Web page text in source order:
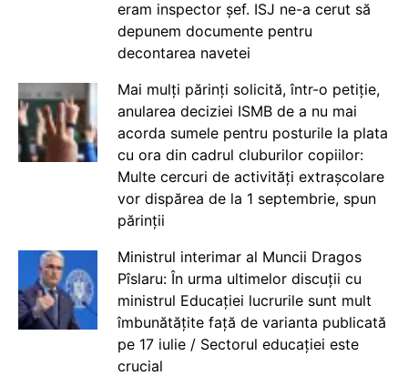
eram inspector șef. ISJ ne-a cerut să
depunem documente pentru
decontarea navetei
Mai mulți părinți solicită, într-o petiție,
anularea deciziei ISMB de a nu mai
acorda sumele pentru posturile la plata
cu ora din cadrul cluburilor copiilor:
Multe cercuri de activități extrașcolare
vor dispărea de la 1 septembrie, spun
părinții
Ministrul interimar al Muncii Dragos
Pîslaru: În urma ultimelor discuții cu
ministrul Educației lucrurile sunt mult
îmbunătățite față de varianta publicată
pe 17 iulie / Sectorul educației este
crucial